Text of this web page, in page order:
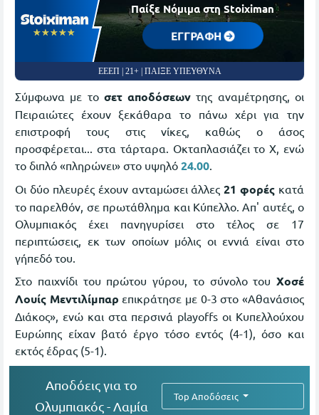
☆☆☆☆☆
★★★★★
Παίξε Νόμιμα στη Stoiximan
ΕΓΓΡΑΦΗ
ΕΕΕΠ | 21+ | ΠΑΙΞΕ ΥΠΕΥΘΥΝΑ
Σύμφωνα με το σετ αποδόσεων της αναμέτρησης, οι
Πειραιώτες έχουν ξεκάθαρα το πάνω χέρι για την
επιστροφή τους στις νίκες, καθώς ο άσος
προσφέρεται... στα τάρταρα. Οκταπλασιάζει το Χ, ενώ
το διπλό «πληρώνει» στο υψηλό 24.00.
Οι δύο πλευρές έχουν ανταμώσει άλλες21 φορές κατά
το παρελθόν, σε πρωτάθλημα και Κύπελλο. Απ' αυτές, ο
Ολυμπιακός έχει πανηγυρίσει στο τέλος σε 17
περιπτώσεις, εκ των οποίων μόλις οι εννιά είναι στο
γήπεδό του.
Στο παιχνίδι του πρώτου γύρου, το σύνολο του Χοσέ
Λουίς Μεντιλίμπαρ επικράτησε με 0-3 στο «Αθανάσιος
Διάκος», ενώ και στα περσινά playoffs οι Κυπελλούχου
Ευρώπης είχαν βατό έργο τόσο εντός (4-1), όσο και
εκτός έδρας (5-1).
Aποδόεις για το
Ολυμπιακός - Λαμία
Top Αποδόσεις